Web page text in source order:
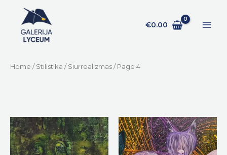
turinio
€0.00
Home / Stilistika / Siurrealizmas / Page 4